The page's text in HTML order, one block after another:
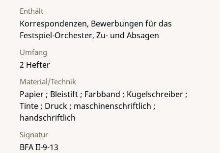
Umfang
2 Hefter
Material/Technik
Papier ; Bleistift ; Farbband ; Kugelschreiber ;
Tinte ; Druck ; maschinenschriftlich ;
handschriftlich
Enthält
Korrespondenzen, Bewerbungen für das
Festspiel-Orchester, Zu- und Absagen
Signatur
BFA II-9-13